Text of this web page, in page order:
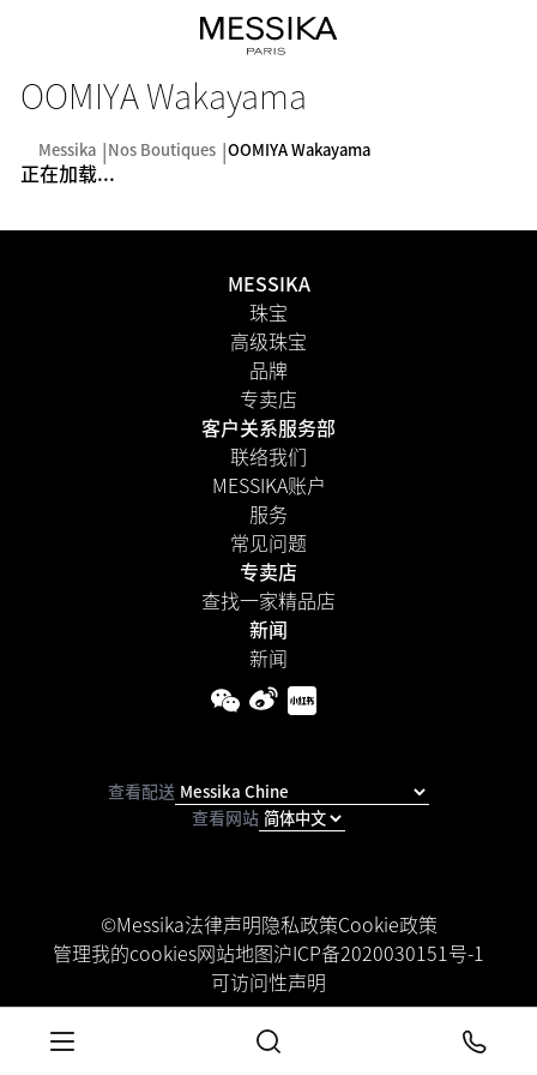
OOMIYA Wakayama
Messika Nos Boutiques OOMIYA Wakayama
正在加载...
MESSIKA
珠宝
高级珠宝
品牌
专卖店
客户关系服务部
联络我们
MESSIKA账户
服务
常见问题
专卖店
查找一家精品店
新闻
新闻
©Messika法律声明隐私政策Cookie政策
管理我的cookies网站地图沪ICP备2020030151号-1
可访问性声明
查看配送
查看网站